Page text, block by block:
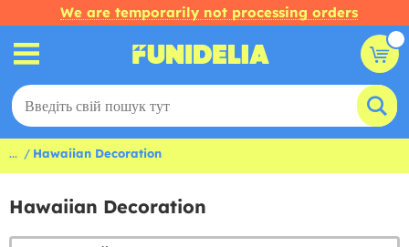
We are temporarily not processing orders
... Hawaiian Decoration
Hawaiian Decoration